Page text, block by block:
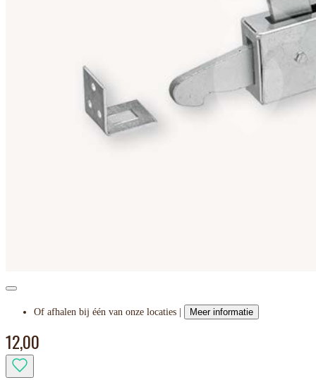
Of afhalen bij één van onze locaties | Meer informatie
12,00